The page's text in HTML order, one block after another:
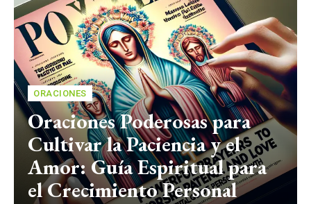
ORACIONES
Oraciones Poderosas para
Cultivar la Paciencia y el
Amor: Guía Espiritual para
el Crecimiento Personal